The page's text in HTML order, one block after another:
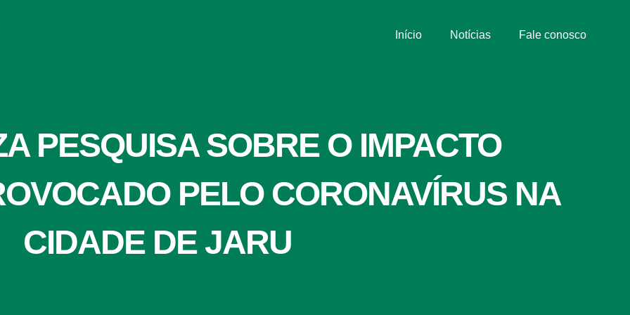
Início Notícias Fale conosco
PESQUISA SOBRE O IMPACTO
PELO CORONAVÍRUS NA
CIDADE DE JARU